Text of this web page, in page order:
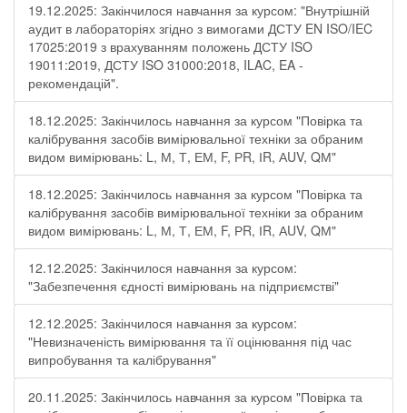
19.12.2025: Закінчилося навчання за курсом: "Внутрішній
аудит в лабораторіях згідно з вимогами ДСТУ EN ISO/IEC
17025:2019 з врахуванням положень ДСТУ ISO
19011:2019, ДСТУ ISO 31000:2018, ILAC, EA -
рекомендацій".
18.12.2025: Закінчилось навчання за курсом "Повірка та
калібрування засобів вимірювальної техніки за обраним
видом вимірювань: L, М, Т, ЕМ, F, РR, ІR, АUV, QМ"
18.12.2025: Закінчилось навчання за курсом "Повірка та
калібрування засобів вимірювальної техніки за обраним
видом вимірювань: L, М, Т, ЕМ, F, РR, ІR, АUV, QМ"
12.12.2025: Закінчилося навчання за курсом:
"Забезпечення єдності вимірювань на підприємстві"
12.12.2025: Закінчилося навчання за курсом:
"Невизначеність вимірювання та її оцінювання під час
випробування та калібрування"
20.11.2025: Закінчилось навчання за курсом "Повірка та